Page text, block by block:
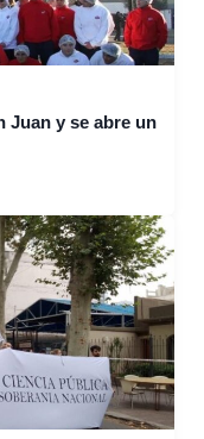
Juan y se abre un